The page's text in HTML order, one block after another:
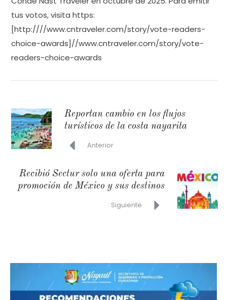
tus votos, visita https:
[http:////www.cntraveler.com/story/vote-readers-
choice-awards]//www.cntraveler.com/story/vote-
readers-choice-awards
Reportan cambio en los flujos
turísticos de la costa nayarita
Anterior
Recibió Sectur solo una oferta para
promoción de México y sus destinos
Siguiente